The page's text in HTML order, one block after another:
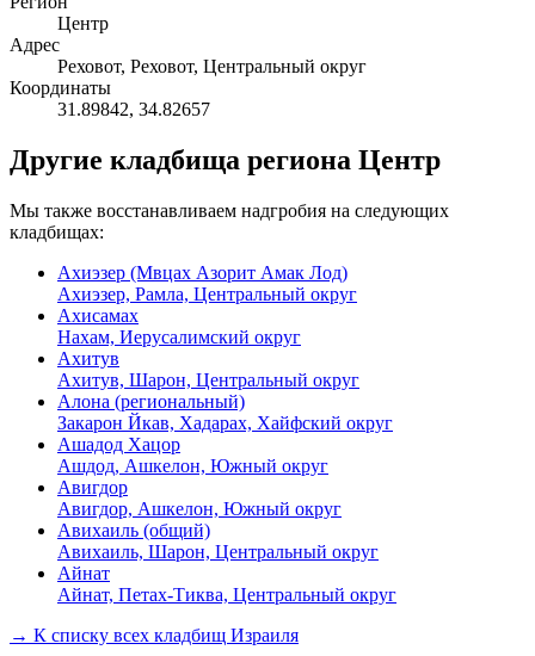
Центр
Адрес
Реховот, Реховот, Центральный округ
Координаты
31.89842, 34.82657
Другие кладбища региона Центр
Мы также восстанавливаем надгробия на следующих
кладбищах:
Ахиэзер (Мвцах Азорит Амак Лод)
Ахиэзер, Рамла, Центральный округ
Ахисамах
Нахам, Иерусалимский округ
Ахитув
Ахитув, Шарон, Центральный округ
Алона (региональный)
Закарон Йкав, Хадарах, Хайфский округ
Ашадод Хацор
Ашдод, Ашкелон, Южный округ
Авигдор
Авигдор, Ашкелон, Южный округ
Авихаиль (общий)
Авихаиль, Шарон, Центральный округ
Айнат
Айнат, Петах-Тиква, Центральный округ
→ К списку всех кладбищ Израиля